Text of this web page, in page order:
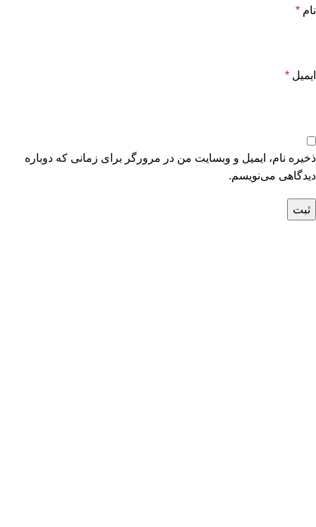
نام *
ایمیل *
ذخیره نام، ایمیل و وبسایت من در مرورگر برای زمانی که دوباره
دیدگاهی می‌نویسم.